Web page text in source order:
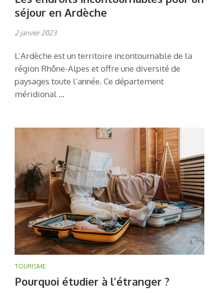
séjour en Ardèche
2 janvier 2023
L’Ardèche est un territoire incontournable de la
région Rhône-Alpes et offre une diversité de
paysages toute l’année. Ce département
méridional …
TOURISME
Pourquoi étudier à l’étranger ?